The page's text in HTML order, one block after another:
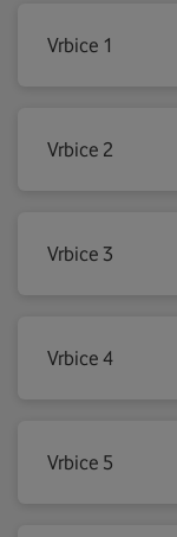
Vrbice 1
Vrbice 2
Vrbice 3
Vrbice 4
Vrbice 5